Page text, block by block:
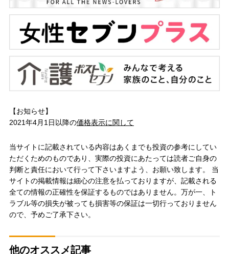
【お知らせ】
2021年4月1日以降の価格表示に関して
当サイトに記載されている内容はあくまでも投資の参考にしてい
ただくためのものであり、実際の投資にあたっては読者ご自身の
判断と責任において行って下さいますよう、お願い致します。 当
サイトの掲載情報は細心の注意を払っておりますが、記載される
全ての情報の正確性を保証するものではありません。万が一、ト
ラブル等の損失が被っても損害等の保証は一切行っておりません
ので、予めご了承下さい。
他のオススメ記事